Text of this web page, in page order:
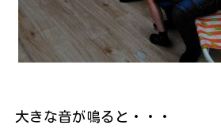
大きな音が鳴ると・・・